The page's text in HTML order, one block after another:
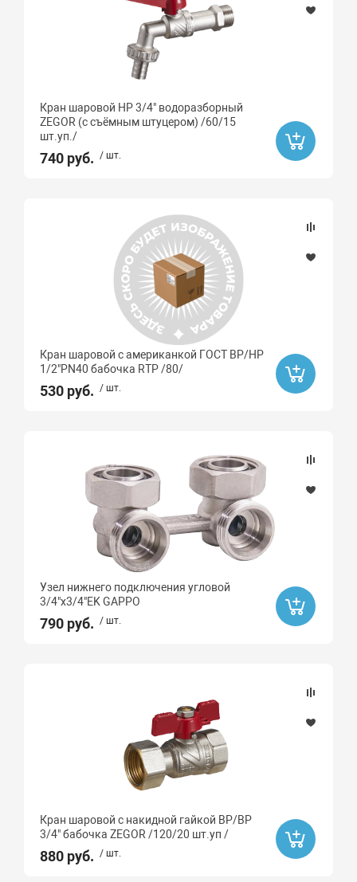
Кран шаровой НР 3/4" водоразборный
ZEGOR (с съёмным штуцером) /60/15
шт.уп./
740 руб. / шт.
Кран шаровой с американкой ГОСТ ВР/НР
1/2"PN40 бабочка RTP /80/
530 руб. / шт.
Узел нижнего подключения угловой
3/4"x3/4"EK GAPPO
790 руб. / шт.
Кран шаровой с накидной гайкой ВР/ВР
3/4" бабочка ZEGOR /120/20 шт.уп /
880 руб. / шт.